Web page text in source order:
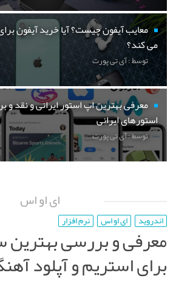
معایب آیفون چیست؟ آیا خرید آیفون
می کند؟
توسط : آی تی پورت
معرفی بهترین اپ استور ایرانی و نقد
استورهای ایرانی
توسط : آی تی پورت
ای او اس
اندروید ای او اس نرم افزار
معرفی و بررسی
برای استریم و آپلود